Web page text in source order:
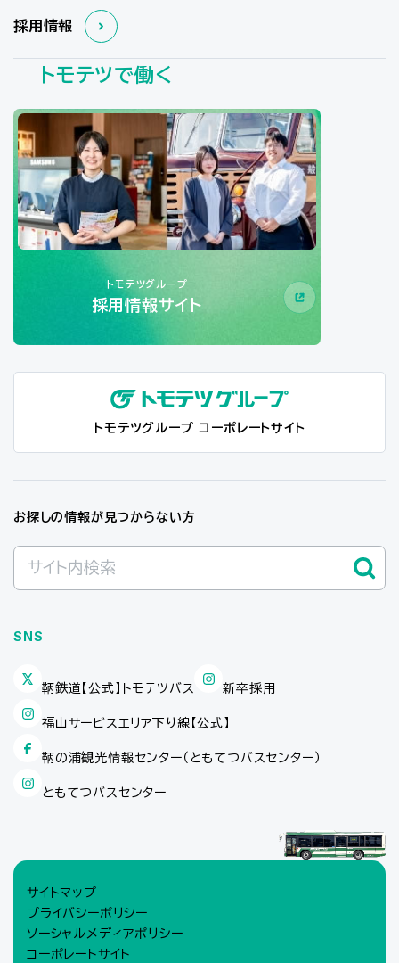
採用情報
トモテツで働く
トモテツグループ
採用情報サイト
トモテツグループ コーポレートサイト
お探しの情報が見つからない方
SNS
鞆鉄道【公式】トモテツバス 新卒採用
福山サービスエリア下り線【公式】
鞆の浦観光情報センター（ともてつバスセンター）
ともてつバスセンター
サイトマップ
プライバシーポリシー
ソーシャルメディアポリシー
コーポレートサイト